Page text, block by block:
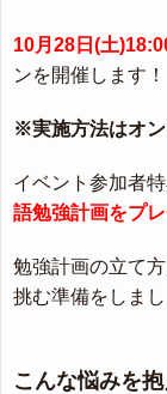
10月28日(土
ンを開催します！
※実施方法はオ
イベント参加者特
語勉強計画をプ
勉強計画の立て
挑む準備をしまし
こんな悩みを